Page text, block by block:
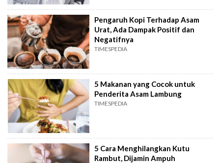
Pengaruh Kopi Terhadap Asam
Urat, Ada Dampak Positif dan
Negatifnya
TIMESPEDIA
5 Makanan yang Cocok untuk
Penderita Asam Lambung
TIMESPEDIA
5 Cara Menghilangkan Kutu
Rambut, Dijamin Ampuh